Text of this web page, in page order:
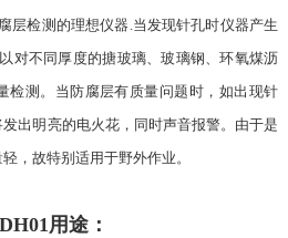
层检测的理想仪器.当发现针孔时仪器产生
对不同厚度的搪玻璃、玻璃钢、环氧煤沥
检测。当防腐层有质量问题时，如出现针
出明亮的电火花，同时声音报警。由于是
，故特别适用于野外作业。
用途：